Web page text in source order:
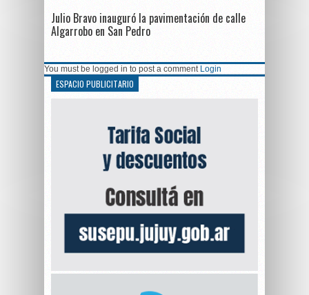
Julio Bravo inauguró la pavimentación de calle
Algarrobo en San Pedro
You must be logged in to post a comment Login
ESPACIO PUBLICITARIO